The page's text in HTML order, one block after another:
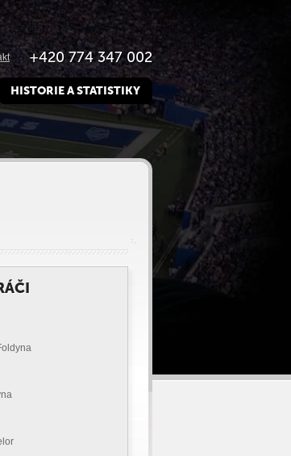
+420 774 347 002
HISTORIE A STATISTIKY